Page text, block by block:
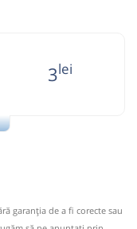
3lei
Se zice că circulă
garanţia de a fi corecte sau